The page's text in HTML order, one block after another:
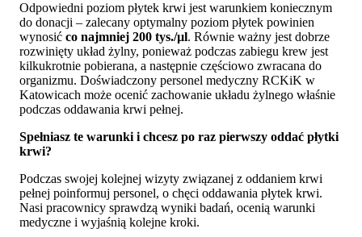
Odpowiedni poziom płytek krwi jest warunkiem koniecznym
do donacji – zalecany optymalny poziom płytek powinien
wynosić co najmniej 200 tys./µl. Równie ważny jest dobrze
rozwinięty układ żylny, ponieważ podczas zabiegu krew jest
kilkukrotnie pobierana, a następnie częściowo zwracana do
organizmu. Doświadczony personel medyczny RCKiK w
Katowicach może ocenić zachowanie układu żylnego właśnie
podczas oddawania krwi pełnej.
Spełniasz te warunki i chcesz po raz pierwszy oddać płytki
krwi?
Podczas swojej kolejnej wizyty związanej z oddaniem krwi
pełnej poinformuj personel, o chęci oddawania płytek krwi.
Nasi pracownicy sprawdzą wyniki badań, ocenią warunki
medyczne i wyjaśnią kolejne kroki.